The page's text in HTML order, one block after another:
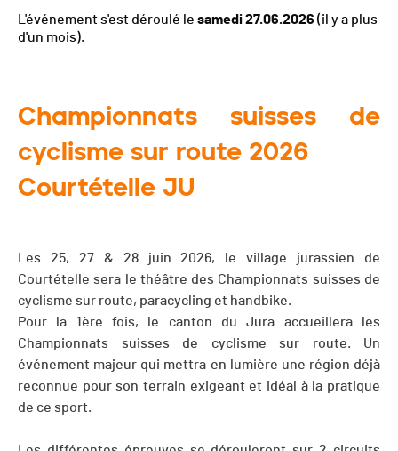
L'événement s'est déroulé le samedi 27.06.2026 (il y a plus
d'un mois).
Championnats suisses de
cyclisme sur route 2026
Courtételle JU
Les 25, 27 & 28 juin 2026, le village jurassien de
Courtételle sera le théâtre des Championnats suisses de
cyclisme sur route, paracycling et handbike.
Pour la 1ère fois, le canton du Jura accueillera les
Championnats suisses de cyclisme sur route. Un
événement majeur qui mettra en lumière une région déjà
reconnue pour son terrain exigeant et idéal à la pratique
de ce sport.